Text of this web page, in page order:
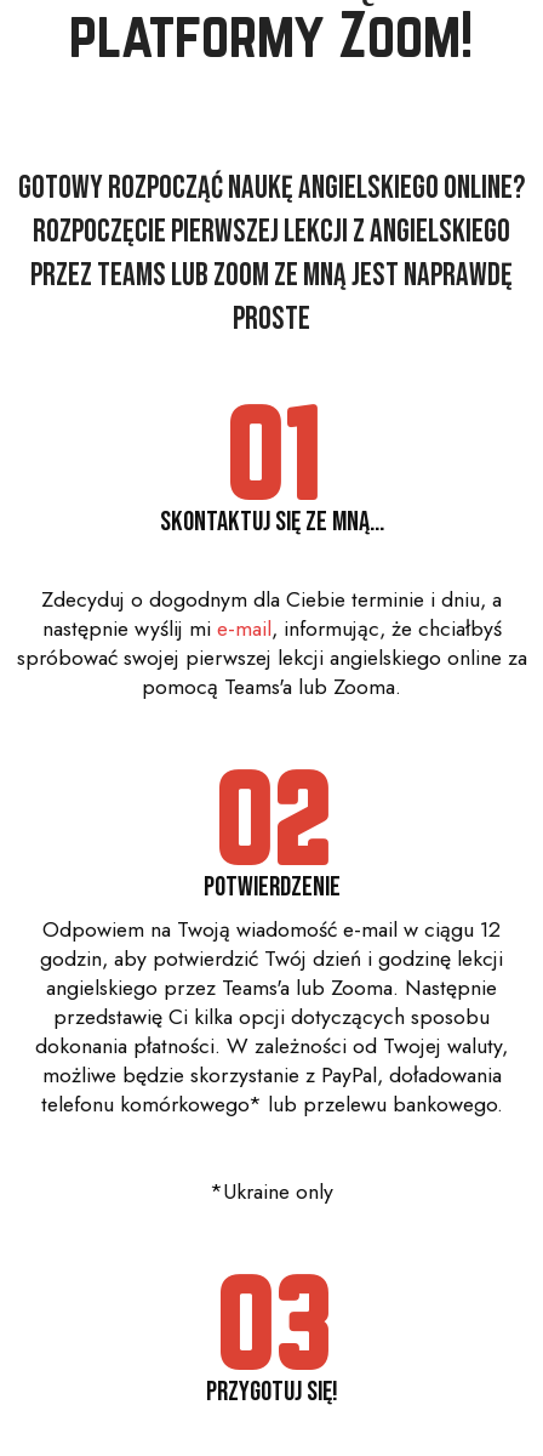
platformy Zoom!
Gotowy rozpocząć naukę angielskiego online?
Rozpoczęcie pierwszej lekcji z angielskiego
przez Teams lub Zoom ze mną jest naprawdę
proste
01
Skontaktuj się ze mną...
Zdecyduj o dogodnym dla Ciebie terminie i dniu, a
następnie wyślij mie-mail, informując, że chciałbyś
spróbować swojej pierwszej lekcji angielskiego online za
pomocą Teams'a lub Zooma.
02
Potwierdzenie
Odpowiem na Twoją wiadomość e-mail w ciągu 12
godzin, aby potwierdzić Twój dzień i godzinę lekcji
angielskiego przez Teams'a lub Zooma. Następnie
przedstawię Ci kilka opcji dotyczących sposobu
dokonania płatności. W zależności od Twojej waluty,
możliwe będzie skorzystanie z PayPal, doładowania
telefonu komórkowego* lub przelewu bankowego.
*Ukraine only
03
Przygotuj się!